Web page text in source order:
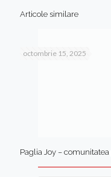
Articole similare
octombrie 15, 2025
Paglia Joy –